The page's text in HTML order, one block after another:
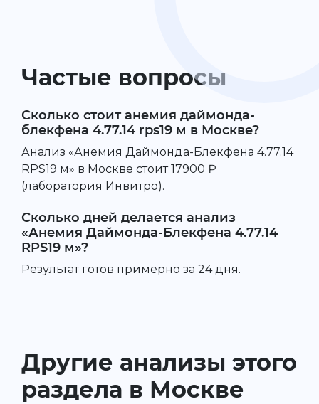
Частые вопросы
Сколько стоит анемия даймонда-
блекфена 4.77.14 rps19 м в Москве?
Анализ «Анемия Даймонда-Блекфена 4.77.14
RPS19 м» в Москве стоит 17900 ₽
(лаборатория Инвитро).
Сколько дней делается анализ
«Анемия Даймонда-Блекфена 4.77.14
RPS19 м»?
Результат готов примерно за 24 дня.
Другие анализы этого
раздела в Москве